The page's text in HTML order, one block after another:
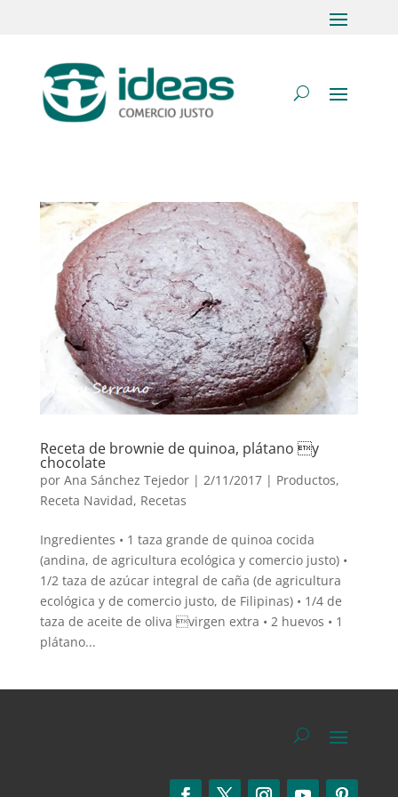
Receta de brownie de quinoa, plátano y
chocolate
por Ana Sánchez Tejedor| 2/11/2017 | Productos,
Receta Navidad, Recetas
Ingredientes • 1 taza grande de quinoa cocida
(andina, de agricultura ecológica y comercio justo) •
1/2 taza de azúcar integral de caña (de agricultura
ecológica y de comercio justo, de Filipinas) • 1/4 de
taza de aceite de oliva virgen extra • 2 huevos • 1
plátano...